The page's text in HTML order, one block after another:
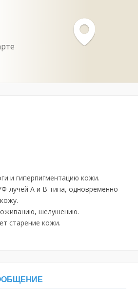
и гиперпигментацию кожи.
лучей А и В типа, одновременно
шелушению.
старение кожи.